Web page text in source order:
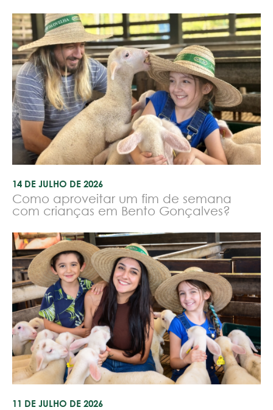
14 DE JULHO DE 2026
Como aproveitar um fim de semana
com crianças em Bento Gonçalves?
11 DE JULHO DE 2026